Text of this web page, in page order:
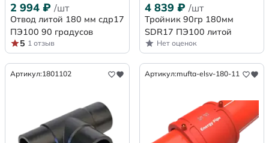
2 994 ₽ /шт
Отвод литой 180 мм сдр17
ПЭ100 90 градусов
5 1 отзыв
4 839 ₽ /шт
Тройник 90гр 180мм
SDR17 ПЭ100 литой
Нет оценок
Артикул:1801102 Артикул:mufta-elsv-180-11